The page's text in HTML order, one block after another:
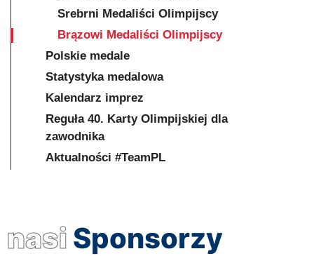
Srebrni Medaliści Olimpijscy
Brązowi Medaliści Olimpijscy
Polskie medale
Statystyka medalowa
Kalendarz imprez
Reguła 40. Karty Olimpijskiej dla
zawodnika
Aktualności #TeamPL
nasi Sponsorzy